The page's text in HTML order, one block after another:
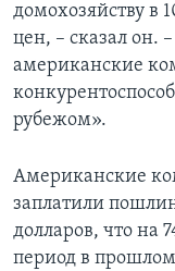
домохозяйству в
цен, – сказал он.
американские
рубежом».
Американские
заплатили
долларов, что на
период в прошлом